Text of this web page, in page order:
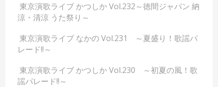
東京演歌ライブ かつしか Vol.232～徳間ジャパン 納
涼・清涼 うた祭り～
東京演歌ライブ なかの Vol.231 ～夏盛り！歌謡パ
レード!!～
東京演歌ライブ かつしか Vol.230 ～初夏の風！歌
謡パレード!!～